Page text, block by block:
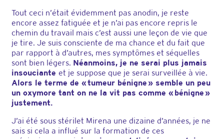
Tout ceci n’était évidemment pas anodin, je reste
encore assez fatiguée et je n’ai pas encore repris le
chemin du travail mais c’est aussi une leçon de vie que
je tire. Je suis consciente de ma chance et du fait que
par rapport à d’autres, mes symptômes et séquelles
sont bien légers. Néanmoins, je ne serai plus jamais
insouciante et je suppose que je serai surveillée à vie.
Alors le terme de « tumeur bénigne » semble un peu
un oxymore tant on ne la vit pas comme « bénigne »
justement.
J’ai été sous stérilet Mirena une dizaine d’années, je ne
sais si cela a influé sur la formation de ces